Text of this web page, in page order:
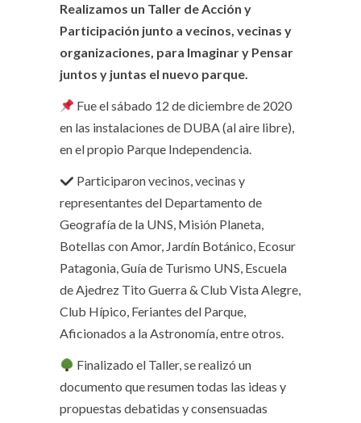
Realizamos un Taller de Acción y
Participación junto a vecinos, vecinas y
organizaciones, para Imaginar y Pensar
juntos y juntas el nuevo parque.
Fue el sábado 12 de diciembre de 2020
en las instalaciones de DUBA (al aire libre),
en el propio Parque Independencia.
Participaron vecinos, vecinas y
representantes del Departamento de
Geografía de la UNS, Misión Planeta,
Botellas con Amor, Jardín Botánico, Ecosur
Patagonia, Guía de Turismo UNS, Escuela
de Ajedrez Tito Guerra & Club Vista Alegre,
Club Hípico, Feriantes del Parque,
Aficionados a la Astronomía, entre otros.
Finalizado el Taller, se realizó un
documento que resumen todas las ideas y
propuestas debatidas y consensuadas